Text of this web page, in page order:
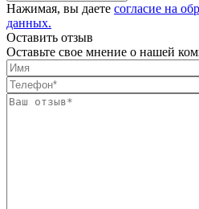
Нажимая, вы даете согласие на
данных.
Оставить отзыв
Оставьте свое мнение о нашей